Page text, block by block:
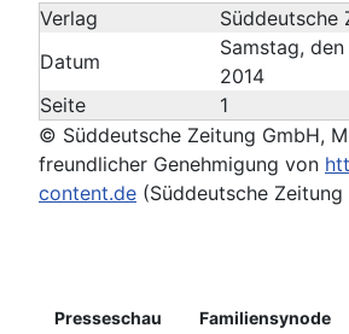
Verlag
Süddeutsche
Datum
Samstag,
2014
Seite
1
© Süddeutsche Zeitung GmbH,
freundlicher Genehmigung von
content.de (Süddeutsche
Presseschau Familiensynode